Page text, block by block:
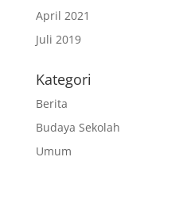
April 2021
Juli 2019
Kategori
Berita
Budaya Sekolah
Umum